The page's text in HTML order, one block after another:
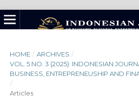
HOME / ARCHIVES /
VOL. 5 NO. 3 (2025): INDONESIAN
BUSINESS, ENTREPRENEUSHIP AND
/
Articles